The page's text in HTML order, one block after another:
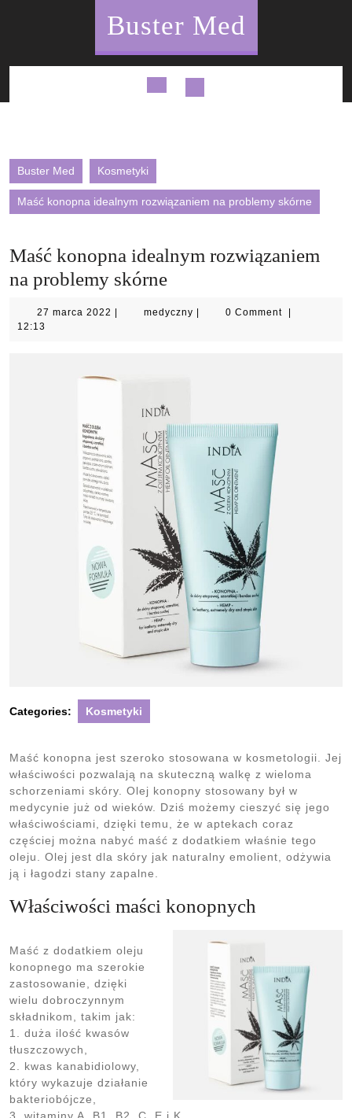
Buster Med
Open
Buster Med Kosmetyki
Maść konopna idealnym rozwiązaniem na problemy skórne
Maść konopna idealnym rozwiązaniem
na problemy skórne
27 marca 2022 27
medyczny medyczny0 Comment
12:13
Categories: Kosmetyki
Maść konopna jest szeroko stosowana w kosmetologii. Jej
właściwości pozwalają na skuteczną walkę z wieloma
schorzeniami skóry. Olej konopny stosowany był w
medycynie już od wieków. Dziś możemy cieszyć się jego
właściwościami, dzięki temu, że w aptekach coraz
częściej można nabyć maść z dodatkiem właśnie tego
oleju. Olej jest dla skóry jak naturalny emolient, odżywia
ją i łagodzi stany zapalne.
Właściwości maści konopnych
Maść z dodatkiem oleju
konopnego ma szerokie
zastosowanie, dzięki
wielu dobroczynnym
składnikom, takim jak:
1. duża ilość kwasów
tłuszczowych,
2. kwas kanabidiolowy,
który wykazuje działanie
bakteriobójcze,